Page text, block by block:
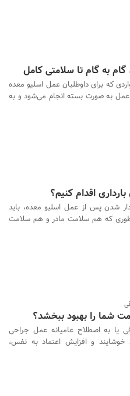
به گام تا سلامتی کامل
که برای داوطلبان عمل اسلیو معده
به صورت بسته انجام می‌شود و به
اقدام کنیم؟
شدن پس از عمل اسلیو معده، باید
که هم سلامت مادر و هم سلامت
شما را بهبود ببخشد؟
یا به اصطلاح عامیانه عمل جراحی
خوشایند و افزایش اعتماد به نفس،